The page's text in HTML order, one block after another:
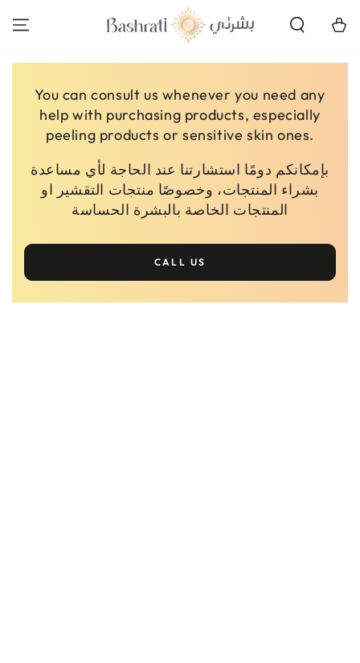
CONTENT
Cart
You can consult us whenever you need any
help with purchasing products, especially
peeling products or sensitive skin ones.
بإمكانكم دومًا استشارتنا عند الحاجة لأي مساعدة
بشراء المنتجات، وخصوصًا منتجات التقشير او
المنتجات الخاصة بالبشرة الحساسة
CALL US